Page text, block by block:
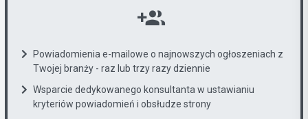
Powiadomienia e-mailowe o najnowszych ogłoszeniach z
Twojej branży - raz lub trzy razy dziennie
Wsparcie dedykowanego konsultanta w ustawianiu
kryteriów powiadomień i obsłudze strony